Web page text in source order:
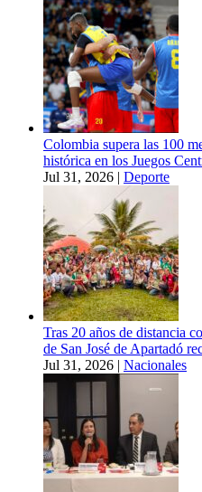
Colombia supera las 100
histórica en los Juegos
Jul 31, 2026 | Deporte
Tras 20 años de distancia
de San José de Apartadó
Jul 31, 2026 | Nacionales